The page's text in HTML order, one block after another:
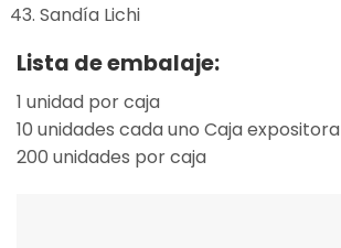
Sandía Lichi
Lista de embalaje:
1 unidad por caja
10 unidades cada uno Caja expositora
200 unidades por caja